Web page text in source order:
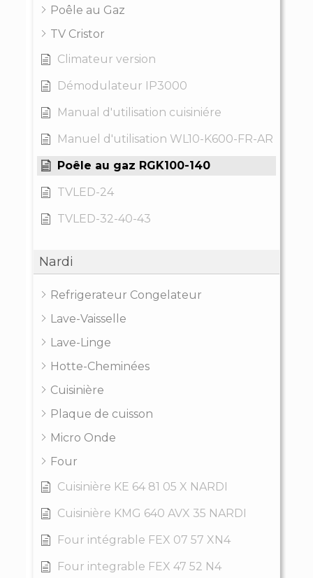
Poêle au Gaz
TV Cristor
Climateur version
Démodulateur IP3000
Manual d'utilisation cuisiniére
Manuel d'utilisation WL10-K600-FR-AR
Poêle au gaz RGK100-140
TVLED-24
TVLED-32-40-43
Nardi
Refrigerateur Congelateur
Lave-Vaisselle
Lave-Linge
Hotte-Cheminées
Cuisinière
Plaque de cuisson
Micro Onde
Four
Cuisinière KE 64 81 05 X NARDI
Cuisinière KMG 640 AVX 35 NARDI
Four intégrable FEX 07 57 XN4
Four integrable FEX 47 52 N4